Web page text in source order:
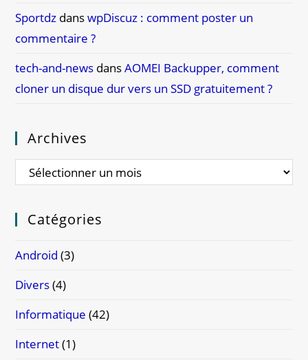
Sportdz danswpDiscuz : comment poster un
commentaire ?
tech-and-news dansAOMEI Backupper, comment
cloner un disque dur vers un SSD gratuitement ?
Archives
Catégories
Android (3)
Divers(4)
Informatique (42)
Internet(1)